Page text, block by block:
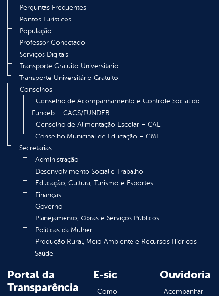
Perguntas Frequentes
Pontos Turísticos
População
Professor Conectado
Serviços Digitais
Transporte Gratuito Universitário
Transporte Universitário Gratuito
Conselhos
Conselho de Acompanhamento e Controle Social do
Fundeb – CACS/FUNDEB
Conselho de Alimentação Escolar – CAE
Conselho Municipal de Educação – CME
Secretarias
Administração
Desenvolvimento Social e Trabalho
Educação, Cultura, Turismo e Esportes
Finanças
Governo
Planejamento, Obras e Serviços Públicos
Políticas da Mulher
Produção Rural, Meio Ambiente e Recursos Hídricos
Saúde
Portal da
Transparência
E-sic
Como
Ouvidoria
Acompanhar